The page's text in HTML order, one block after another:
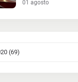
01 agosto